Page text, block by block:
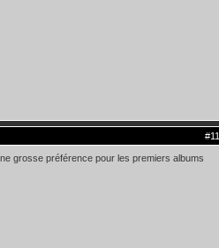
#11
grosse préférence pour les premiers albums